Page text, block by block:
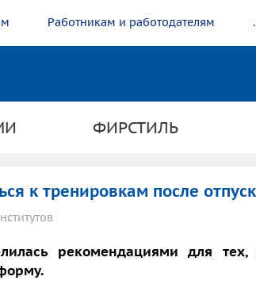
Работникам и работодателям
ФИРСТИЛЬ
к тренировкам после
рекомендациями для